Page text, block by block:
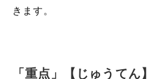
きます。
「重点」【じゅうてん】